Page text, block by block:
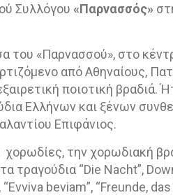
Συλλόγου «Παρνασσός»
του «Παρνασσού», στο
από Αθηναίους,
ποιοτική βραδιά.
Ελλήνων και ξένων
Επιφάνιος.
χορωδίες, την χορωδιακή
τραγούδια “Die Nacht”,
Evviva beviam”, “Freunde, das